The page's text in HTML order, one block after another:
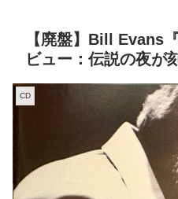
【廃盤】Bill Evans
ビュー：伝説の夜が
CD